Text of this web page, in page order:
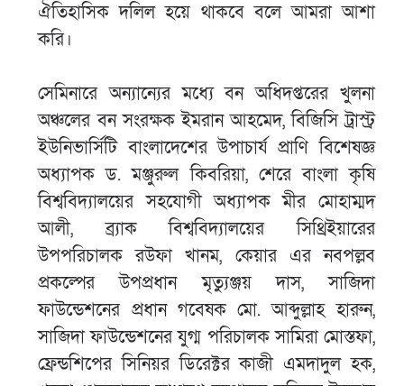
ঐতিহাসিক দলিল হয়ে থাকবে বলে আমরা আশা
করি।
সেমিনারে অন্যান্যের মধ্যে বন অধিদপ্তরের খুলনা
অঞ্চলের বন সংরক্ষক ইমরান আহমেদ, বিজিসি ট্রাস্ট্র
ইউনিভার্সিটি বাংলাদেশের উপাচার্য প্রাণি বিশেষজ্ঞ
অধ্যাপক ড. মঞ্জুরুল কিবরিয়া, শেরে বাংলা কৃষি
বিশ্ববিদ্যালয়ের সহযোগী অধ্যাপক মীর মোহাম্মদ
আলী, ব্র্যাক বিশ্ববিদ্যালয়ের সিথ্রিইয়ারের
উপপরিচালক রউফা খানম, কেয়ার এর নবপল্লব
প্রকল্পের উপপ্রধান মৃত্যুঞ্জয় দাস, সাজিদা
ফাউন্ডেশনের প্রধান গবেষক মো. আব্দুল্লাহ হারুন,
সাজিদা ফাউন্ডেশনের যুগ্ম পরিচালক সামিরা মোস্তফা,
ফ্রেন্ডশিপের সিনিয়র ডিরেক্টর কাজী এমদাদুল হক,